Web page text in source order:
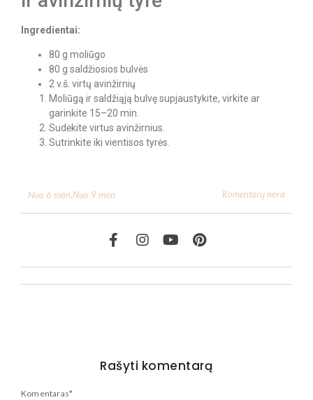
Ingredientai:
80 g moliūgo
80 g saldžiosios bulvės
2 v.š. virtų avinžirnių
Moliūgą ir saldžiąją bulvę supjaustykite, virkite ar
garinkite 15–20 min.
Sudėkite virtus avinžirnius.
Sutrinkite iki vientisos tyrės.
Nuo 6 mėn,Nuo 9 mėn Komentarų nėra
Rašyti komentarą
Komentaras*